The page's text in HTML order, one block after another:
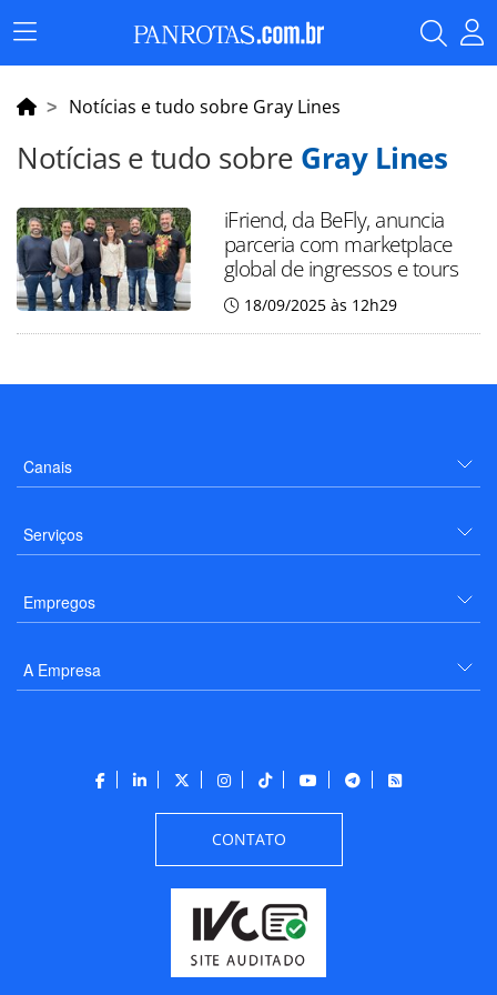
Menu
Principal
Notícias e tudo sobre Gray Lines
Notícias e tudo sobre Gray Lines
iFriend, da BeFly, anuncia
parceria com marketplace
global de ingressos e tours
18/09/2025 às 12h29
Canais
Serviços
Empregos
A Empresa
CONTATO